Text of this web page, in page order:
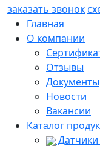
заказать звонок
Главная
О компании
Отзывы
Документы
Новости
Вакансии
Каталог